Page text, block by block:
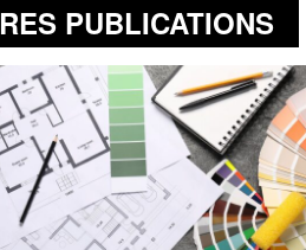
PUBLICATIONS